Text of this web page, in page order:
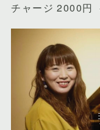
チャージ 2000円